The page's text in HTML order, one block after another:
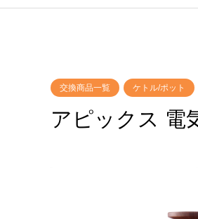
交換商品一覧 ケトル/ポット
アピックス 電